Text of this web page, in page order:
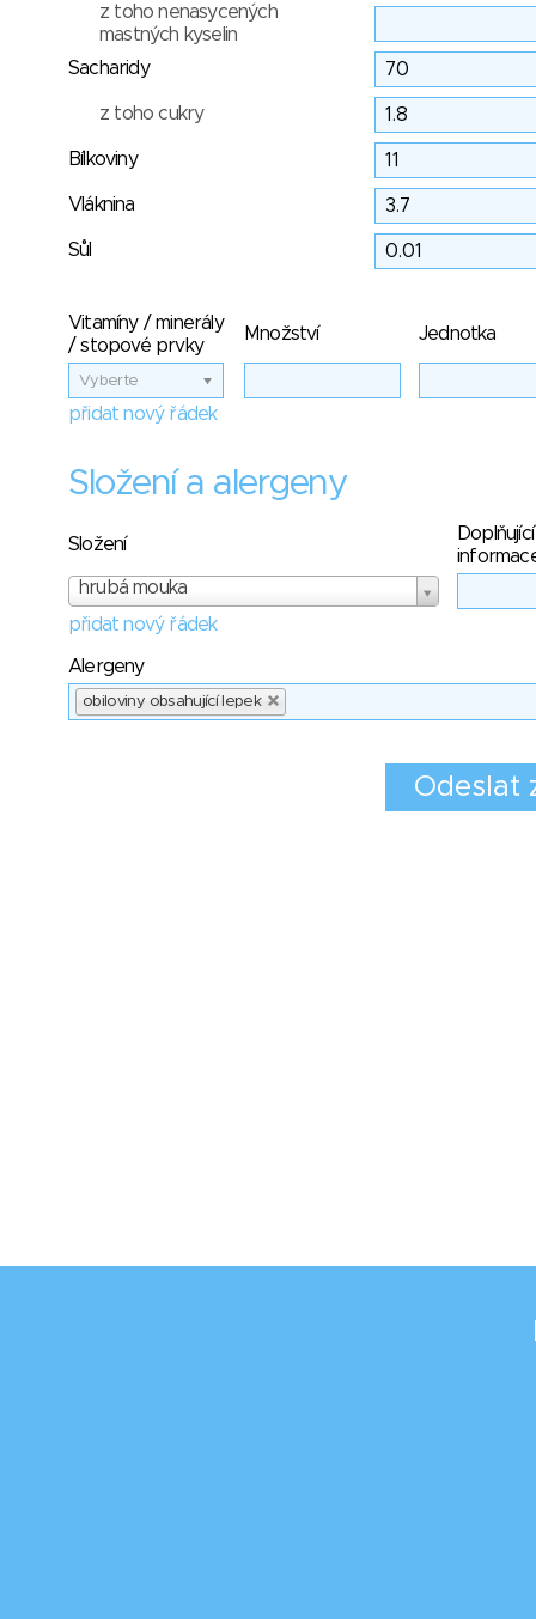
z toho nenasycených
mastných kyselin
Sacharidy
z toho cukry
Bílkoviny
Vláknina
Sůl
Vitamíny / minerály
/ stopové prvky
Množství Jednotka
Vyberte
přidat nový řádek
Složení a alergeny
Složení
Doplňující
hrubá mouka
přidat nový řádek
Alergeny
obiloviny obsahující lepek